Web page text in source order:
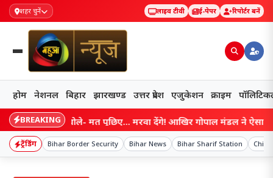
शहर चुनें लाइव टीवी ई-पेपर रिपोर्टर बनें
होम नेशनल बिहार झारखण्ड उत्तर प्रदेश एजुकेशन क्राइम
BREAKING
आते ही बोले- मत पूछिए… मरवा देंगे! आखिर गोपाल मंडल ने ऐसा क्यों कहा?
ट्रेंडिंग Bihar Border Security Bihar News Bihar Sharif Station Child